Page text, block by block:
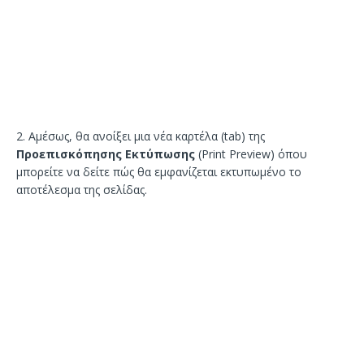
2. Αμέσως, θα ανοίξει μια νέα καρτέλα (tab) της
Προεπισκόπησης Εκτύπωσης (Print Preview) όπου
μπορείτε να δείτε πώς θα εμφανίζεται εκτυπωμένο το
αποτέλεσμα της σελίδας.